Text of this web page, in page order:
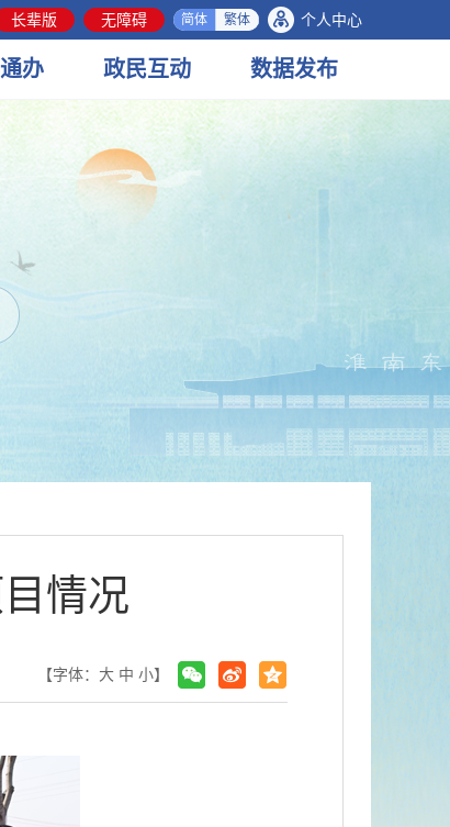
长辈版 无障碍 简体 繁体 个人中心
通办 政民互动 数据发布
情况
【字体： 大 中 小】